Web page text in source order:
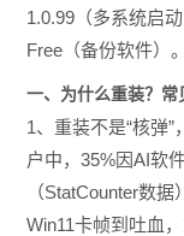
1.0.99（多系统启
Free（备份软件）。
一、为什么重装？
1、重装不是“核弹”
户中，35%因AI软
（StatCounter数
Win11卡帧到吐血